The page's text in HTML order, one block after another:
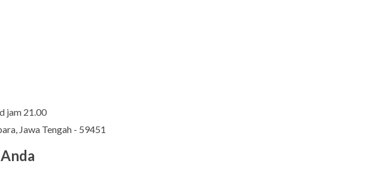
jam 21.00
Jawa Tengah - 59451